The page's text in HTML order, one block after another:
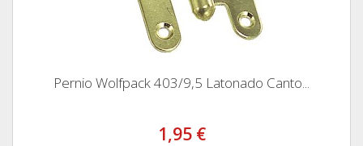
Pernio Wolfpack 403/9,5 Latonado Canto...
1,95 €